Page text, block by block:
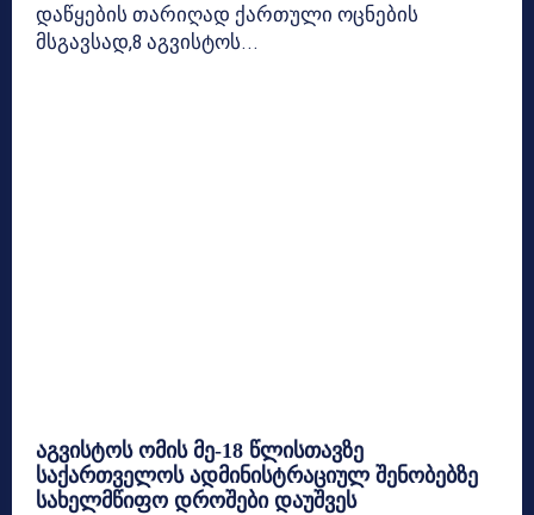
დაწყების თარიღად ქართული ოცნების
მსგავსად,8 აგვისტოს...
აგვისტოს ომის მე-18 წლისთავზე
საქართველოს ადმინისტრაციულ შენობებზე
სახელმწიფო დროშები დაუშვეს